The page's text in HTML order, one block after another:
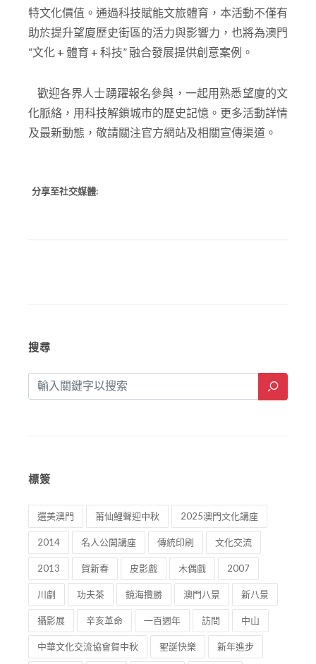
特文化價值。通過科技賦能文旅體育，本活動不僅有
助於提升望廈歷史街區的活力與影響力，也將為澳門
“文化 + 體育 + 科技” 融合發展提供創意案例。
歡迎各界人士踴躍報名參與，一起用熟悉望廈的文
化脈絡，用科技解鎖城市的歷史記憶。更多活動詳情
及最新動態，敬請關注官方網站及相關宣傳渠道。
分享至社交媒體:
搜尋
標簽
選美澳門 莆仙鯉聲迎中秋 2025澳門文化講座
2014 名人公開講座 傳統印刷 文化交流
2013 賀新春 皮影戲 木偶戲 2007
川劇 功夫茶 鏡海攬勝 澳門八景 新八景
攝影展 辛亥革命 一百週年 訪問 中山
中華文化交流協會賀中秋 聖誕快樂 新年進步